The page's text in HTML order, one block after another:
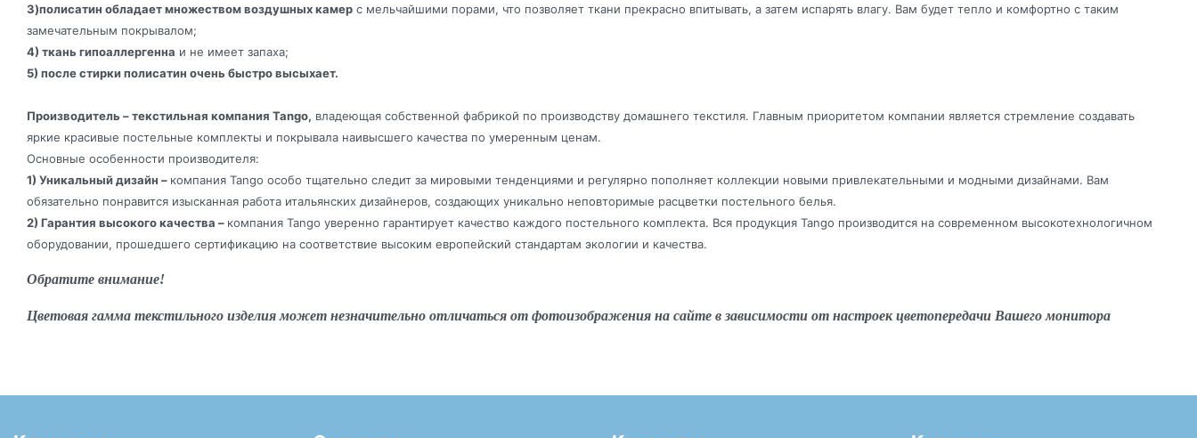
3)полисатин обладает множеством воздушных камер с мельчайшими порами, что позволяет ткани прекрасно впитывать, а затем испарять влагу. Вам будет тепло и комфортно с таким
замечательным покрывалом;
4) ткань гипоаллергенна и не имеет запаха;
5) после стирки полисатин очень быстро высыхает.
Производитель – текстильная компания Tango, владеющая собственной фабрикой по производству домашнего текстиля. Главным приоритетом компании является стремление создавать
яркие красивые постельные комплекты и покрывала наивысшего качества по умеренным ценам.
Основные особенности производителя:
1) Уникальный дизайн – компания Tango особо тщательно следит за мировыми тенденциями и регулярно пополняет коллекции новыми привлекательными и модными дизайнами. Вам
обязательно понравится изысканная работа итальянских дизайнеров, создающих уникально неповторимые расцветки постельного белья.
2) Гарантия высокого качества – компания Tango уверенно гарантирует качество каждого постельного комплекта. Вся продукция Tango производится на современном высокотехнологичном
оборудовании, прошедшего сертификацию на соответствие высоким европейский стандартам экологии и качества.
Обратите внимание!
Цветовая гамма текстильного изделия может незначительно отличаться от фотоизображения на сайте в зависимости от настроек цветопередачи Вашего монитора